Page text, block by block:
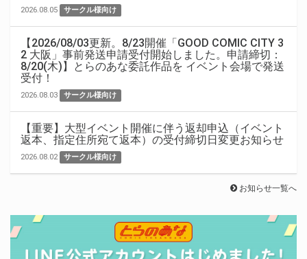
2026.08.05 サークル様向け
【2026/08/03更新。8/23開催「GOOD COMIC CITY 3
2 大阪」事前発送申請受付開始しました。申請締切：
8/20(木)】とらのあな委託作品を イベント会場で発送
受付！
2026.08.03 サークル様向け
【重要】大型イベント開催に伴う返却申込（イベント
返本、指定住所宛て返本）の受付締切日変更お知らせ
2026.08.02 サークル様向け
お知らせ一覧へ